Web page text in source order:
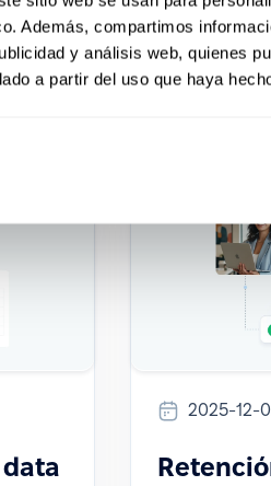
Además, compartimos
y análisis web, quienes
a partir del uso que haya
2025-12-